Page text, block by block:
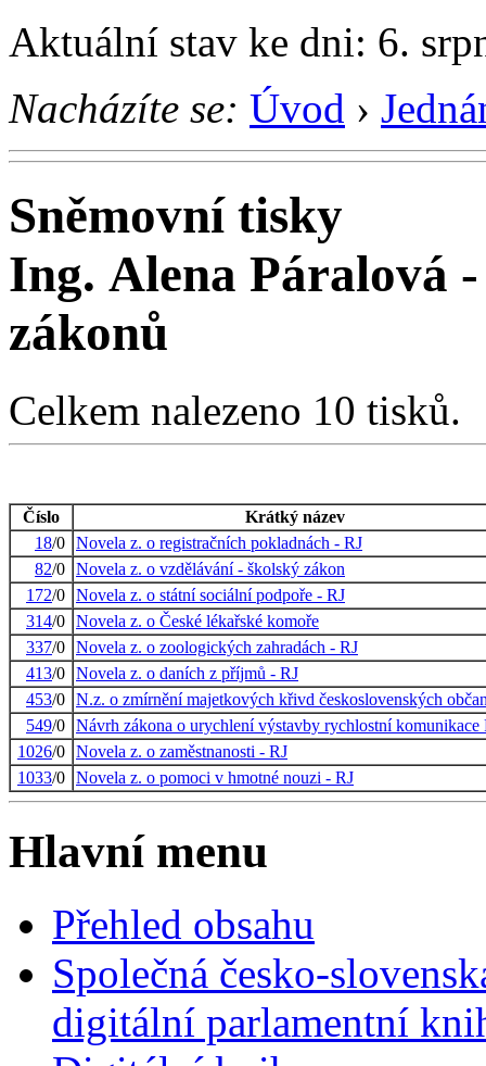
Aktuální stav ke dni: 6.
Nacházíte se: Úvod ›
Sněmovní tisky
Ing. Alena Páralová
zákonů
Celkem nalezeno 10 tisků.
Číslo
Krátký název
18/0 Novela z. o registračních pokladnách - RJ
82/0 Novela z. o vzdělávání - školský zákon
172/0 Novela z. o státní sociální podpoře - RJ
314/0 Novela z. o České lékařské komoře
337/0 Novela z. o zoologických zahradách - RJ
413/0 Novela z. o daních z příjmů - RJ
453/0 N.z. o zmírnění majetkových křivd československých
549/0 Návrh zákona o urychlení výstavby rychlostní komunikace
1026/0 Novela z. o zaměstnanosti - RJ
1033/0 Novela z. o pomoci v hmotné nouzi - RJ
Hlavní menu
Přehled obsahu
Společná česko-
digitální parlamentní